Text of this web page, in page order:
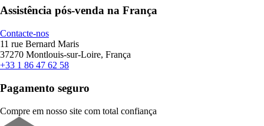
Assistência pós-venda na França
Contacte-nos
11 rue Bernard Maris
37270 Montlouis-sur-Loire, França
+33 1 86 47 62 58
Pagamento seguro
Compre em nosso site com total confiança